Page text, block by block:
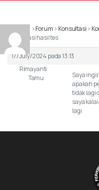
›Forum › Konsultasi ›
Konsultasi hasil tes
17/July/2024 pada 13:13
Rimayanti
Tamu
Saya
apakah
tidak lagi
saya
lagi